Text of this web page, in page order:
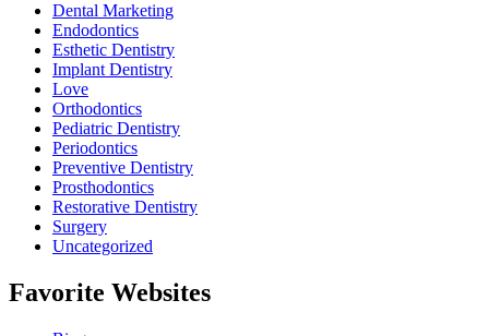
Dental Marketing
Endodontics
Esthetic Dentistry
Implant Dentistry
Love
Orthodontics
Pediatric Dentistry
Periodontics
Preventive Dentistry
Prosthodontics
Restorative Dentistry
Surgery
Uncategorized
Favorite Websites